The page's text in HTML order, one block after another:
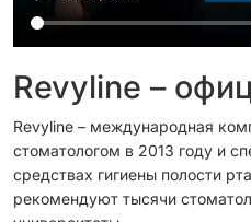
Revyline –
Revyline – международная
стоматологом в 2013 году и
средствах гигиены полости
рекомендуют тысячи